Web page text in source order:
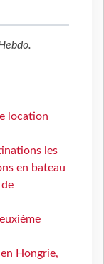
.
location
les
en bateau
Hongrie,